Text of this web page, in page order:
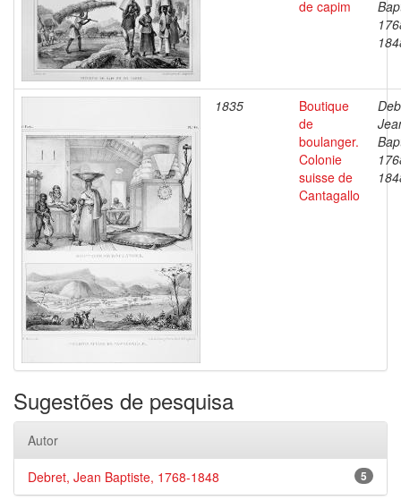
de capim
1835
Boutique
de
boulanger.
Colonie
suisse de
Cantagallo
Sugestões de pesquisa
Autor
5
Debret, Jean Baptiste, 1768-1848